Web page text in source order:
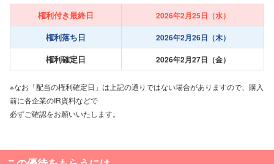
権利付き最終日 2026年2月25日（水）
権利落ち日 2026年2月26日（木）
権利確定日 2026年2月27日（金）
※なお「配当の権利確定日」は上記の通りではない場合がありますので、購入
前に各企業のIR資料などで
必ずご確認をお願いいたします。